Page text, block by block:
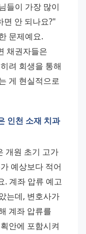
들이 가장 많이
면 안 되나요?"
문제예요.
채권자들은
려 회생을 통해
게 현실적으로
인천 소재 치과
개원 초기 고가
예상보다 적어
. 계좌 압류 예고
는데, 변호사가
계좌 압류를
안에 포함시켜